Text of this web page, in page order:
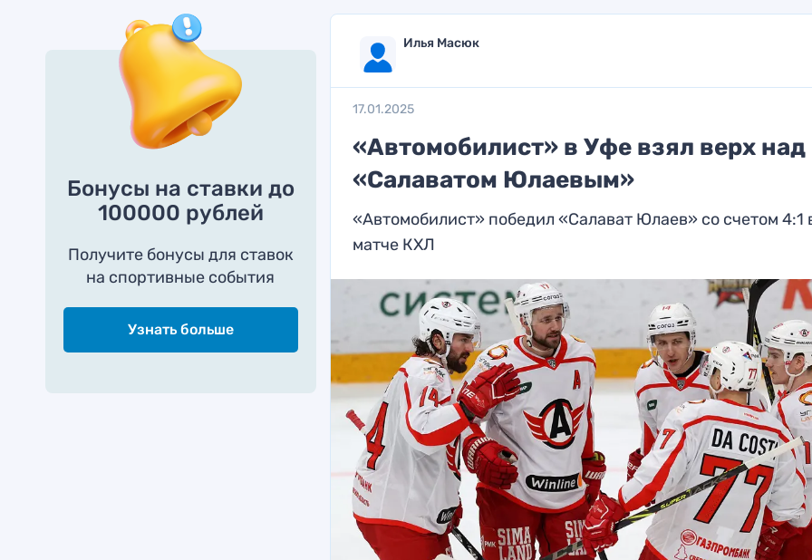
Бонусы на ставки до
100000 рублей
Получите бонусы для ставок
на спортивные события
Узнать больше
Илья Масюк
17.01.2025
«Автомобилист» в Уфе взял верх над
«Салаватом Юлаевым»
«Автомобилист» победил «Салават Юлаев» со счетом 4:1
матче КХЛ